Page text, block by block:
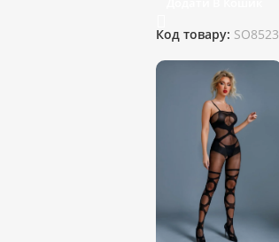
Код товару: SO8523